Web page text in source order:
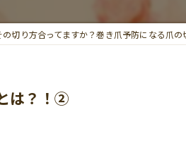
切り方合ってますか？巻き爪予防になる爪
は？！②